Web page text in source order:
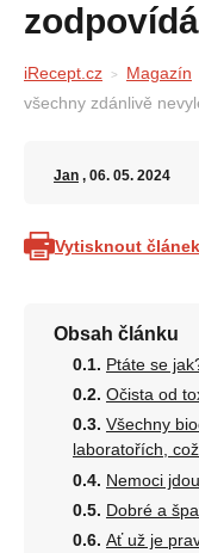
iRecept.cz Magazín
všechny zdánlivě
Jan , 06. 05. 2024
Vytisknout článek
Obsah článku
Ptáte se
Očista od
Všechny
laboratořích,
Nemoci
Dobré a
Ať už je